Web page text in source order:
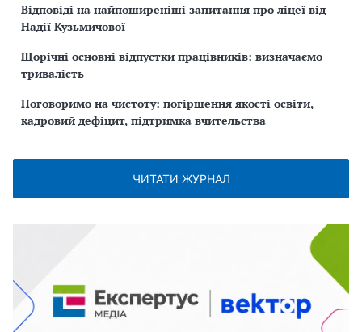
Відповіді на найпоширеніші запитання про ліцеї від
Надії Кузьмичової
Щорічні основні відпустки працівників: визначаємо
тривалість
Поговоримо на чистоту: погіршення якості освіти,
кадровий дефіцит, підтримка вчительства
ЧИТАТИ ЖУРНАЛ